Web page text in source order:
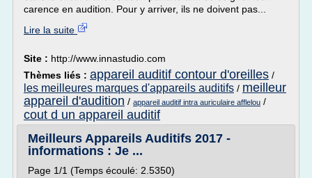
carence en audition. Pour y arriver, ils ne doivent pas...
Lire la suite
Site : http://www.innastudio.com
Thèmes liés : appareil auditif contour d'oreilles /
les meilleures marques d'appareils auditifs / meilleur
appareil d'audition / appareil auditif intra auriculaire afflelou /
cout d un appareil auditif
Meilleurs Appareils Auditifs 2017 -
informations : Je ...
Page 1/1 (Temps écoulé: 2.5350)